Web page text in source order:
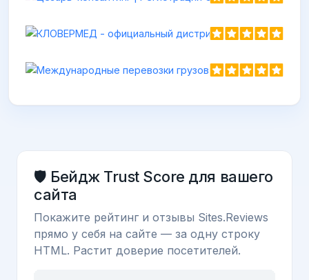
🛡️ Бейдж Trust Score для вашего
сайта
Покажите рейтинг и отзывы Sites.Reviews
прямо у себя на сайте — за одну строку
HTML. Растит доверие посетителей.